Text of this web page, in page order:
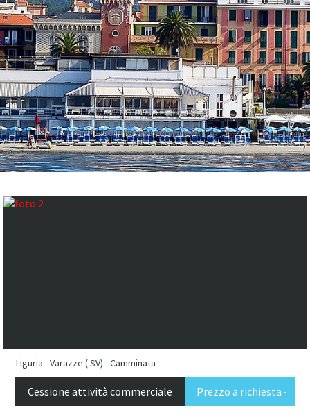
Liguria - Varazze ( SV) - Camminata
Cessione attività commerciale Prezzo a richiesta -